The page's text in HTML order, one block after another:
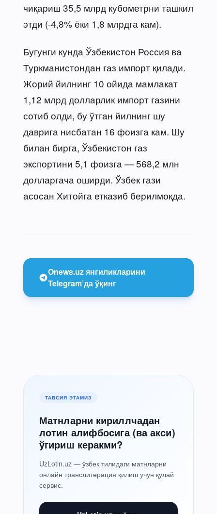
чиқариш 35,5 млрд кубометрни ташкил
этди (-4,8% ёки 1,8 млрдга кам).
Бугунги кунда Ўзбекистон Россия ва
Туркманистондан газ импорт қилади.
Жорий йилнинг 10 ойида мамлакат
1,12 млрд долларлик импорт газини
сотиб олди, бу ўтган йилнинг шу
даврига нисбатан 16 фоизга кам. Шу
билан бирга, Ўзбекистон газ
экспортини 5,1 фоизга — 568,2 млн
долларгача оширди. Ўзбек гази
асосан Хитойга етказиб берилмоқда.
Onews.uz янгиликларини
Telegram’да ўқинг
ТАВСИЯ ЭТАМИЗ
Матнларни кириллчадан
лотин алифбосига (ва акси)
ўгириш керакми?
UzLotin.uz — ўзбек тилидаги матнларни
онлайн транслитерация қилиш учун қулай
сервис.